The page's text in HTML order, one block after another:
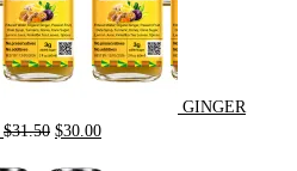
GINGER
$31.50 Original
$30.00Current